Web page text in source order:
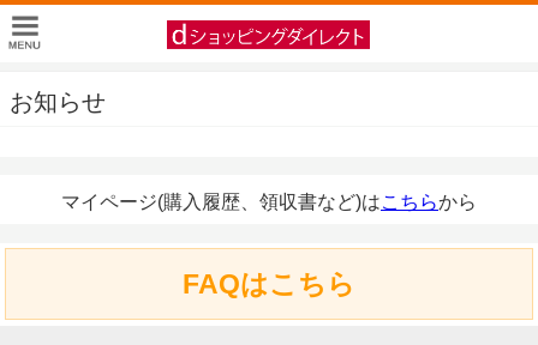
お知らせ
マイページ(購入履歴、領収書など)はこちらから
FAQはこちら